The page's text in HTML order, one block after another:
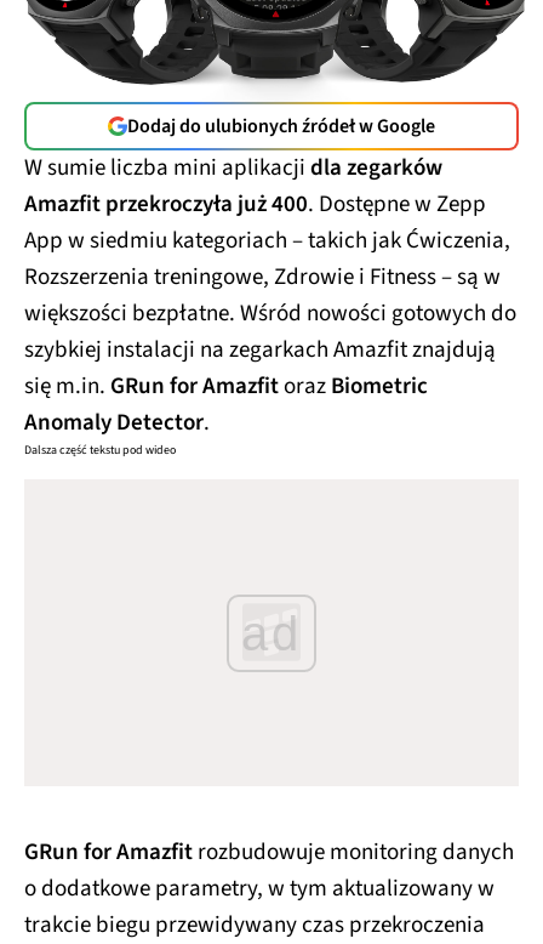
Dodaj do ulubionych źródeł w Google
W sumie liczba mini aplikacjidla zegarków
Amazfit przekroczyła już 400. Dostępne w Zepp
App w siedmiu kategoriach – takich jak Ćwiczenia,
Rozszerzenia treningowe, Zdrowie i Fitness – są w
większości bezpłatne. Wśród nowości gotowych do
szybkiej instalacji na zegarkach Amazfit znajdują
się m.in. GRun for AmazfitorazBiometric
Anomaly Detector.
Dalsza część tekstu pod wideo
ad
GRun for Amazfitrozbudowuje monitoring danych
o dodatkowe parametry, w tym aktualizowany w
trakcie biegu przewidywany czas przekroczenia